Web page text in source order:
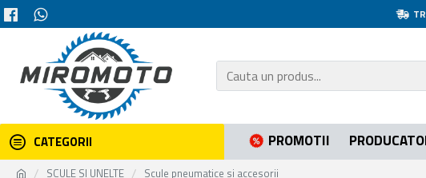
CATEGORII PROMOTII
SCULE SI UNELTE Scule pneumatice si accesorii